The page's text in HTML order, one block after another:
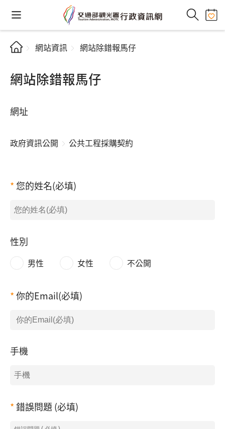
網站資訊 網站除錯報馬仔
網站除錯報馬仔
網址
政府資訊公開 公共工程採購契約
您的姓名(必填)
性別
男性 女性 不公開
你的Email(必填)
手機
錯誤問題 (必填)